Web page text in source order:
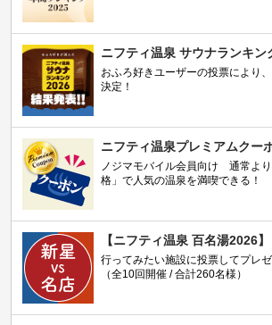
ニフティ温泉 サウナランキン
おふろ好きユーザーの投票により
決定！
ニフティ温泉プレミアムクー
ノジマモバイル会員向け 通常よ
格」で人気の温泉を満喫できる！
【ニフティ温泉 百名湯2026】
行ってみたい施設に投票してプレ
（全10回開催 / 合計260名様）